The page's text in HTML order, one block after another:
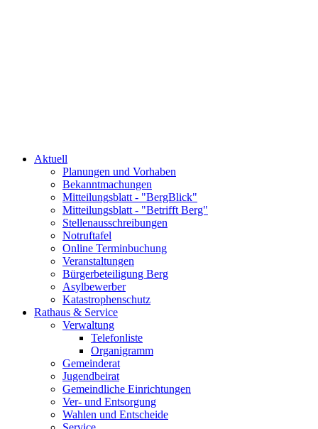
Aktuell
Planungen und Vorhaben
Bekanntmachungen
Mitteilungsblatt - "BergBlick"
Mitteilungsblatt - "Betrifft Berg"
Stellenausschreibungen
Notruftafel
Online Terminbuchung
Veranstaltungen
Bürgerbeteiligung Berg
Asylbewerber
Katastrophenschutz
Rathaus & Service
Verwaltung
Telefonliste
Organigramm
Gemeinderat
Jugendbeirat
Gemeindliche Einrichtungen
Ver- und Entsorgung
Wahlen und Entscheide